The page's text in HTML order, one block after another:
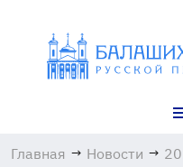
Главная → Новости →